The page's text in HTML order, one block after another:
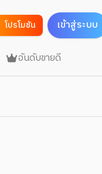
โปรโมชัน เข้าสู่ระบบ
อันดับขายดี